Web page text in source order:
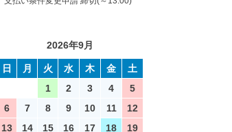
2026年9月
日 月 火 水 木 金
土
1
2 3 4
5
6
7 8 9 10 11
12
13
14 15 16 17 18
19